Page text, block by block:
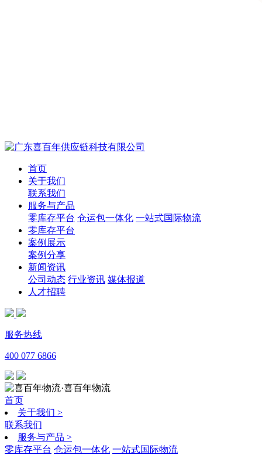
首页
关于我们
联系我们
服务与产品
零库存平台 仓运包一体化 一站式国际物流
零库存平台
案例展示
案例分享
新闻资讯
公司动态 行业资讯 媒体报道
人才招聘
服务热线
400 077 6866
·喜百年物流
首页
关于我们 >
联系我们
服务与产品 >
零库存平台 仓运包一体化 一站式国际物流